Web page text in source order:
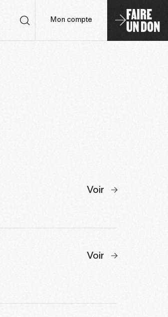
Mon compte FAIRE
UN DON
Voir
Voir